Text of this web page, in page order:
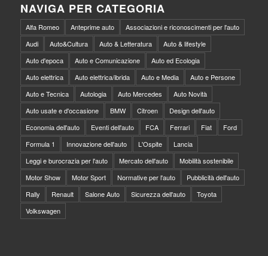
NAVIGA PER CATEGORIA
Alfa Romeo Anteprime auto
Associazioni e riconoscimenti per l'auto
Audi
Auto&Cultura Auto & Letteratura
Auto & lifestyle
Auto d'epoca
Auto e Comunicazione
Auto ed Ecologia
Auto elettrica
Auto elettrica/ibrida Auto e Media
Auto e Persone
Auto e Tecnica
Autologia Auto Mercedes
Auto Novità
Auto usate e d'occasione
BMW Citroen
Design dell'auto
Economia dell'auto
Eventi dell'auto FCA Ferrari Fiat
Ford
Formula 1
Innovazione dell'auto L'Ospite
Lancia
Leggi e burocrazia per l'auto
Mercato dell'auto
Mobilità sostenibile
Motor Show
Motor Sport Normative per l'auto
Pubblicità dell'auto
Rally
Renault Salone Auto Sicurezza dell'auto
Toyota
Volkswagen